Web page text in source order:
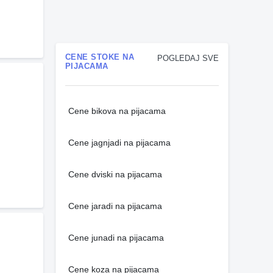
POGLEDAJ SVE
CENE STOKE NA
PIJACAMA
Cene bikova na pijacama
Cene jagnjadi na pijacama
Cene dviski na pijacama
Cene jaradi na pijacama
Cene junadi na pijacama
Cene koza na pijacama